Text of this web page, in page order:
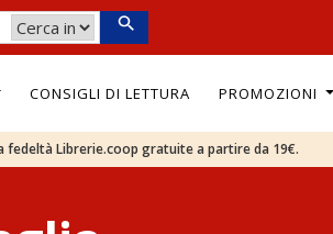
CONSIGLI DI LETTURA PROMOZIONI
fedeltà Librerie.coop gratuite a partire da 19€.